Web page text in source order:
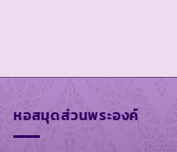
หอสมุดส่วนพระองค์